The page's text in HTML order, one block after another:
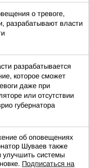
о тревоге,
разрабатывают власти
разрабатывается
которое сможет
даже при
или отсутствии
губернатора
об оповещениях
Шуваев также
улучшить системы
Подписаться на